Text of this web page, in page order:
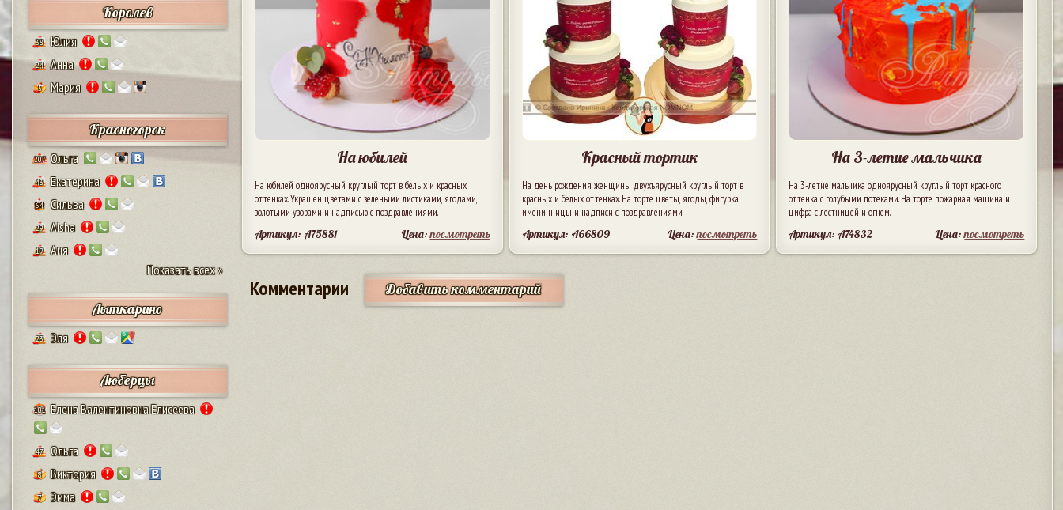
Королев
38 Юлия
24 Анна
5 Мария
Красногорск
207 Ольга
43 Екатерина
64 Сильва
29 Aisha
19
Аня
Показать всех »
Лыткарино
23 Эля
Люберцы
101 Елена Валентиновна Елисеева
47 Ольга
8 Виктория
7 Эмма
На юбилей
На юбилей одноярусный круглый торт в белых и красных
оттенках. Украшен цветами с зелеными листиками, ягодами,
золотыми узорами и надписью с поздравлениями.
Артикул: A75881 Цена:посмотреть
Красный тортик
На день рождения женщины двухъярусный круглый торт в
красных и белых оттенках. На торте цветы, ягоды, фигурка
именинницы и надписи с поздравлениями.
Артикул: A66809 Цена:посмотреть
На 3-летие мальчика
На 3-летие мальчика одноярусный круглый торт красного
оттенка с голубыми потеками. На торте пожарная машина и
цифра с лестницей и огнем.
Артикул: A74832 Цена:посмотреть
Комментарии Добавить комментарий